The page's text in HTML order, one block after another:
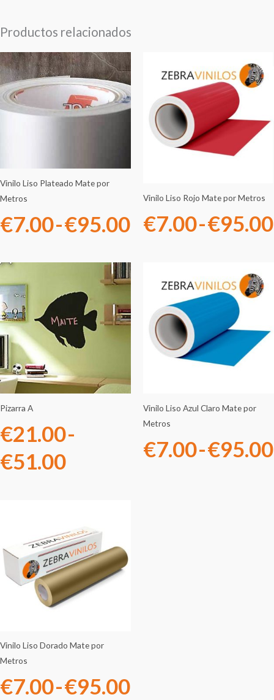
Productos relacionados
Vinilo Liso Plateado Mate por
Metros
€7.00-€95.00
Rango
de
precios:
desde
€7.00
hasta
€95.00
Vinilo Liso Rojo Mate por Metros
€7.00-€95.00
Pizarra A
€21.00-
€51.00
Rango
de
precios:
desde
€21.00
€51.00
Vinilo Liso Azul Claro Mate por
Metros
€7.00-€95.00
Vinilo Liso Dorado Mate por
Metros
€7.00-€95.00€95.00